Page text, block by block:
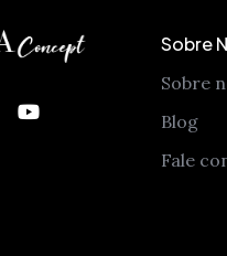
Sobre
Sobre
Blog
Fale